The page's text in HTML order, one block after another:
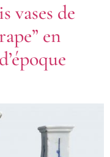
vases de
en